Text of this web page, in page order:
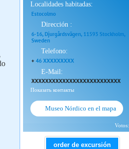
Localidades habitadas:
Estocolmo
Dirección :
6-16, Djurgårdsvägen, 11593 Stockholm,
Sweden
Telefono:
+ 46 XXXXXXXXX
E-Mail:
XXXXXXXXXXXXXXXXXXXXXXXXXX
Показать контакты
Museo Nórdico en el mapa
Votos:
order de excursión